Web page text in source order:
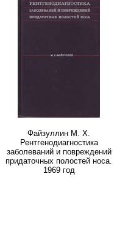
Файзуллин М. Х.
Рентгенодиагностика
заболеваний и повреждений
придаточных полостей носа.
1969 год